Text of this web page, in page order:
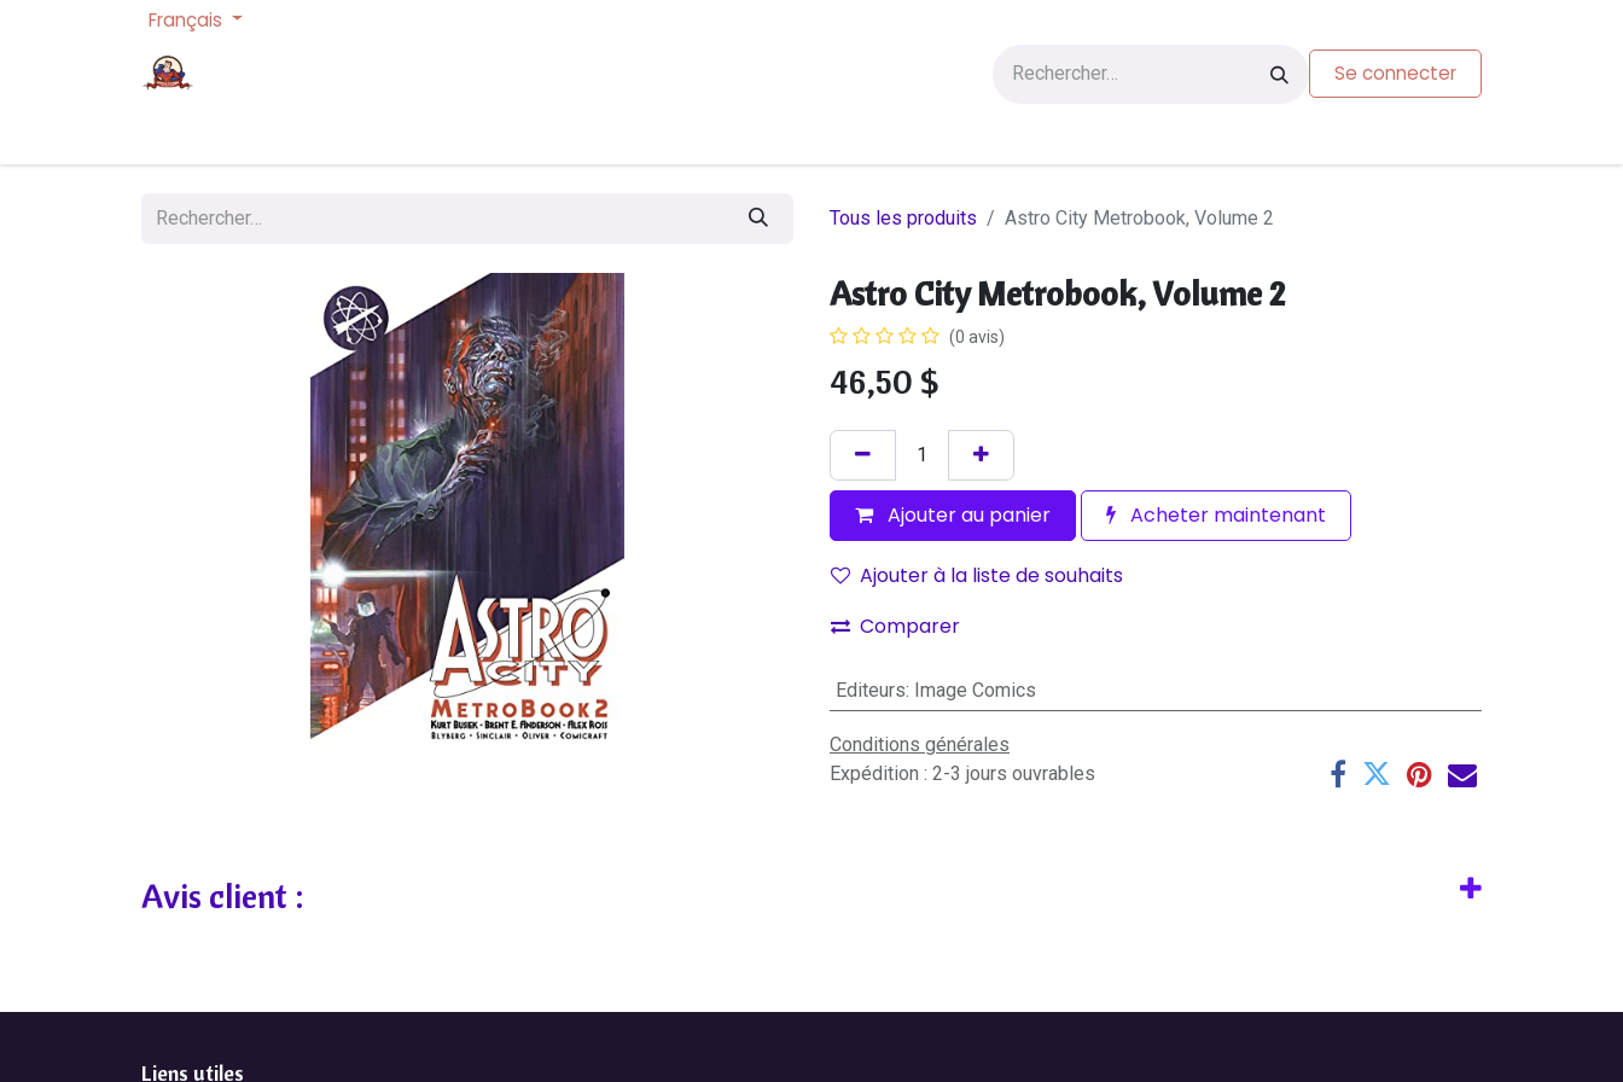
Français
Se connecter
Tous les produits Astro City Metrobook, Volume 2
Astro City Metrobook, Volume 2
(0 avis)
46,50 $
Ajouter au panier Acheter maintenant
Ajouter à la liste de souhaits
Comparer
Editeurs: Image Comics
Conditions générales
Expédition : 2-3 jours ouvrables
Avis client :
Liens utiles